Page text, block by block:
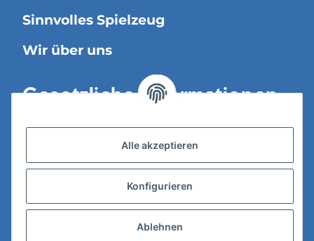
Sinnvolles Spielzeug
Wir über uns
Gesetzliche Informationen
Versandinformationen
Datenschutz
Alle akzeptieren
Konfigurieren
Ablehnen